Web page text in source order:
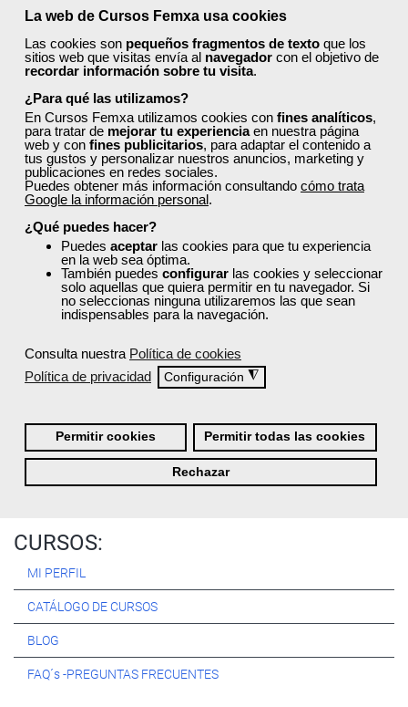
La web de Cursos Femxa usa cookies
Las cookies son pequeños fragmentos de texto que los
sitios web que visitas envía al navegador con el objetivo de
recordar información sobre tu visita.
¿Para qué las utilizamos?
En Cursos Femxa utilizamos cookies con fines analíticos,
para tratar de mejorar tu experienciaen nuestra página
web y con fines publicitarios, para adaptar el contenido a
tus gustos y personalizar nuestros anuncios, marketing y
publicaciones en redes sociales.
Puedes obtener más información consultando cómo trata
Google la información personal.
¿Qué puedes hacer?
Puedes aceptar las cookies para que tu experiencia
en la web sea óptima.
También puedes configurar las cookies y seleccionar
solo aquellas que quiera permitir en tu navegador. Si
no seleccionas ninguna utilizaremos las que sean
indispensables para la navegación.
Consulta nuestra Política de cookies
Política de privacidad
Configuración ◮
Permitir cookies Permitir todas las cookies
Rechazar
Si
No, completaré mi perfil más adelante
Newsletter
Si, quiero recibir información sobre cursos, ofertas
exclusivas y recursos para el aprendizaje.
Términos y condiciones
He leído y acepto la Política de Privacidad
Registrarse
Quiénes Somos:
Especialistas en consultoría y formación para el empleo
Nuestro objetivo diario es, única y exclusivamente, ayudarte a
conseguir tus metas profesionales ofreciéndote los mejores
CURSOS:
MI PERFIL
CATÁLOGO DE CURSOS
BLOG
FAQ´s -PREGUNTAS FRECUENTES